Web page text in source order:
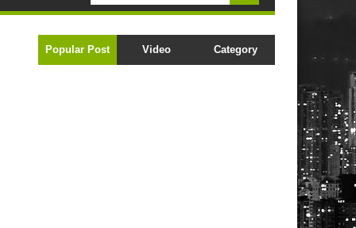
Popular Post Video Category